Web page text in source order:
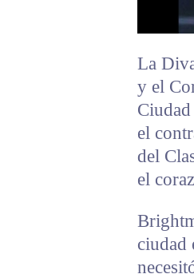
La
y el
el
del
el
ciudad